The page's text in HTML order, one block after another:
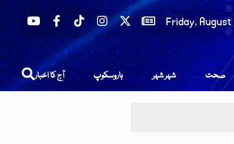
Friday,
آج کا اخبار ہاروسکوپ شہر شہر صحت